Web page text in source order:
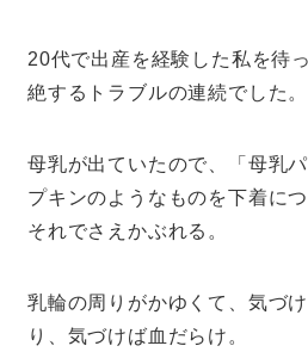
20代で出産を経験した私を待
絶するトラブルの連続でした。
母乳が出ていたので、「母乳
プキンのようなものを下着に
それでさえかぶれる。
乳輪の周りがかゆくて、気づ
り、気づけば血だらけ。